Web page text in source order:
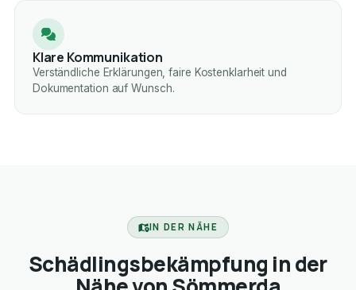
Klare Kommunikation
Verständliche Erklärungen, faire Kostenklarheit und
Dokumentation auf Wunsch.
IN DER NÄHE
Schädlingsbekämpfung in der